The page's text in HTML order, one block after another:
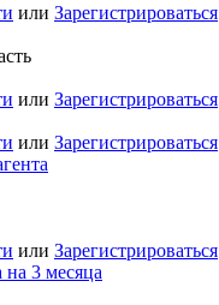
или Зарегистрироваться
или Зарегистрироваться
или Зарегистрироваться
или Зарегистрироваться